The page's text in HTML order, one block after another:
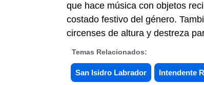
que hace música con objetos
costado festivo del género.
circenses de altura y destreza
Temas Relacionados:
San Isidro Labrador Intendente